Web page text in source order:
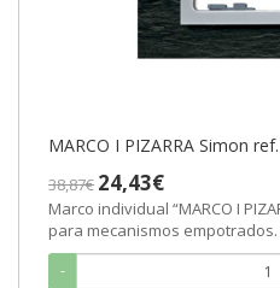
MARCO I PIZARRA Simon
38,87€ 24,43€
Marco individual “MARCO I
para mecanismos
-